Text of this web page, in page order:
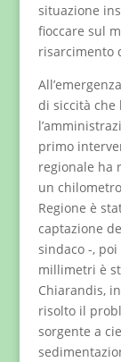
situazione
fioccare sul
risarcimento
di siccità che
primo
regionale ha
un
Regione è
captazione
sindaco -,
millimetri è
Chiarandis,
risolto il
sorgente a